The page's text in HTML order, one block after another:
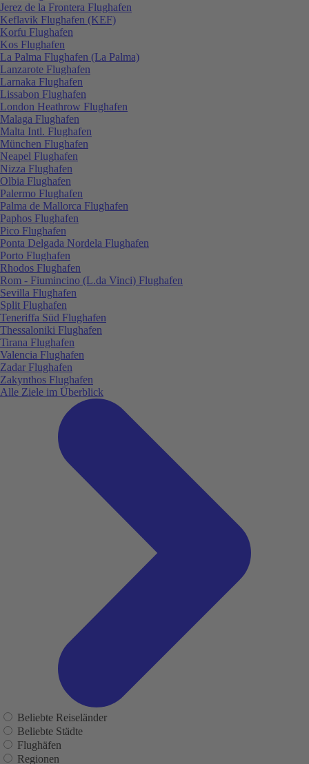
Jerez de la Frontera Flughafen
Keflavik Flughafen (KEF)
Korfu Flughafen
Kos Flughafen
La Palma Flughafen (La Palma)
Lanzarote Flughafen
Larnaka Flughafen
Lissabon Flughafen
London Heathrow Flughafen
Malaga Flughafen
Malta Intl. Flughafen
München Flughafen
Neapel Flughafen
Nizza Flughafen
Olbia Flughafen
Palermo Flughafen
Palma de Mallorca Flughafen
Paphos Flughafen
Pico Flughafen
Ponta Delgada Nordela Flughafen
Porto Flughafen
Rhodos Flughafen
Rom - Fiumincino (L.da Vinci) Flughafen
Sevilla Flughafen
Split Flughafen
Teneriffa Süd Flughafen
Thessaloniki Flughafen
Tirana Flughafen
Valencia Flughafen
Zadar Flughafen
Zakynthos Flughafen
Alle Ziele im Überblick
Beliebte Reiseländer
Beliebte Städte
Flughäfen
Regionen